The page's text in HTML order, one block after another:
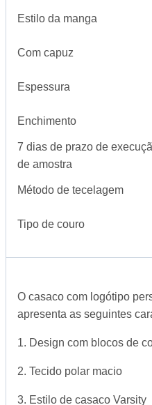
Estilo da manga
Com capuz
Espessura
Enchimento
7 dias de prazo de
de amostra
Método de tecelagem
Tipo de couro
O casaco com logótipo
apresenta as seguintes
1. Design com blocos de
2. Tecido polar macio
3. Estilo de casaco Varsity